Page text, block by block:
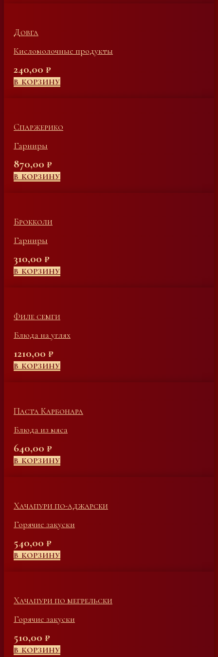
Довга
Кисломолочные продукты
240,00 ₽
В КОРЗИНУ
Спаржерико
Гарниры
870,00 ₽
В КОРЗИНУ
Брокколи
Гарниры
310,00 ₽
В КОРЗИНУ
Филе семги
Блюда на углях
1210,00 ₽
В КОРЗИНУ
Паста Карбонара
Блюда из мяса
640,00 ₽
В КОРЗИНУ
Хачапури по-аджарски
Горячие закуски
540,00 ₽
В КОРЗИНУ
Хачапури по мегрельски
Горячие закуски
510,00 ₽
В КОРЗИНУ